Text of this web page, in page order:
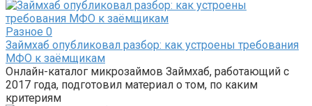
Разное 0
Займхаб опубликовал разбор: как устроены требования
МФО к заёмщикам
Онлайн-каталог микрозаймов Займхаб, работающий с
2017 года, подготовил материал о том, по каким
критериям